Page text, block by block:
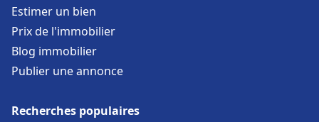
Estimer un bien
Prix de l'immobilier
Blog immobilier
Publier une annonce
Recherches populaires